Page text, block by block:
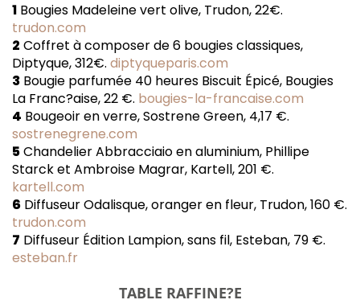
1 Bougies Madeleine vert olive, Trudon, 22€.
trudon.com
2 Coffret à composer de 6 bougies classiques,
Diptyque, 312€. diptyqueparis.com
3 Bougie parfumée 40 heures Biscuit Épicé, Bougies
La Franc?aise, 22 €. bougies-la-francaise.com
4 Bougeoir en verre, Sostrene Green, 4,17 €.
sostrenegrene.com
5Chandelier Abbracciaio en aluminium, Phillipe
Starck et Ambroise Magrar, Kartell, 201 €.
kartell.com
6 Diffuseur Odalisque, oranger en fleur, Trudon, 160 €.
trudon.com
7 Diffuseur Édition Lampion, sans fil, Esteban, 79 €.
esteban.fr
TABLE RAFFINE?E